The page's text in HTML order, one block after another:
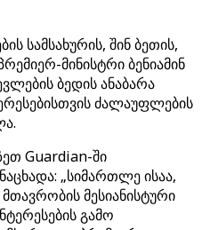
სამსახურის, შინ ბეთის,
მინისტრი ბენიამინ
ბედის ანაბარა
ძალაუფლების
Guardian-ში
„სიმართლე ისაა,
მესიანისტური
გამო